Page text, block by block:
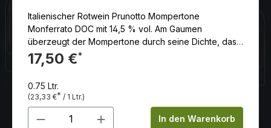
Italienischer Rotwein Prunotto Mompertone
Monferrato DOC mit 14,5 % vol. Am Gaumen
überzeugt der Mompertone durch seine Dichte, das
sanfte Tannin, Eleganz und gute und geschmackvolle
Länge.
17,50 €*
0.75 Ltr.
(23,33 €* / 1 Ltr.)
Produkt Anzahl: Gib denIn den Warenkorb